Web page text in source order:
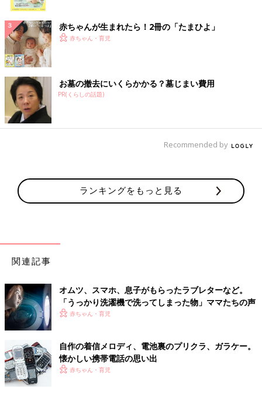
「高齢の両親が、今ドコモのらくらくスマートフォン使ってま
マホ使ってます。確かに年寄り向けで使い勝手もいいのかもしれ
ませんが、完全に宝の持ち腐れです。こんな高齢者にはガラケー
で電話とメールができれば十分！」
「うちの父もらくらくスマートフォンですが使い勝手が悪く、来
月端末の残債、月々割が終わるのでガラケー（ガラホ）に変えま
す。メールしたければショートメール、家にはパソコンもあるの
で、海外の姉とはパソコンでスカイプしたりしてます」
の持ちもいいガラケー（ガラホ）がいいというのは納得かも。
■文中のコメントはすべて、『ウィメンズパーク』の投稿からの
抜粋です。
赤ちゃんが生まれたら！2冊の「たまひよ」
赤ちゃん・育児
お墓の撤去にいくらかかる？墓じまい費用
PR(くらしの話題)
Recommended by
ランキングをもっと見る
関連記事
オムツ、スマホ、息子がもらったラブレターなど。
「うっかり洗濯機で洗ってしまった物」ママたちの声
赤ちゃん・育児
自作の着信メロディ、電池裏のプリクラ、ガラケー。
懐かしい携帯電話の思い出
赤ちゃん・育児